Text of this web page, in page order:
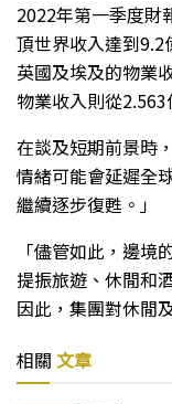
2022年第一季度財
頂世界收入達到9.2
英國及埃及的物業
物業收入則從
在談及短期前景時
情緒可能會延遲全
繼續逐步復甦。」
「儘管如此，邊
提振旅遊、休閒和
因此，集團對休閒
相關 文章